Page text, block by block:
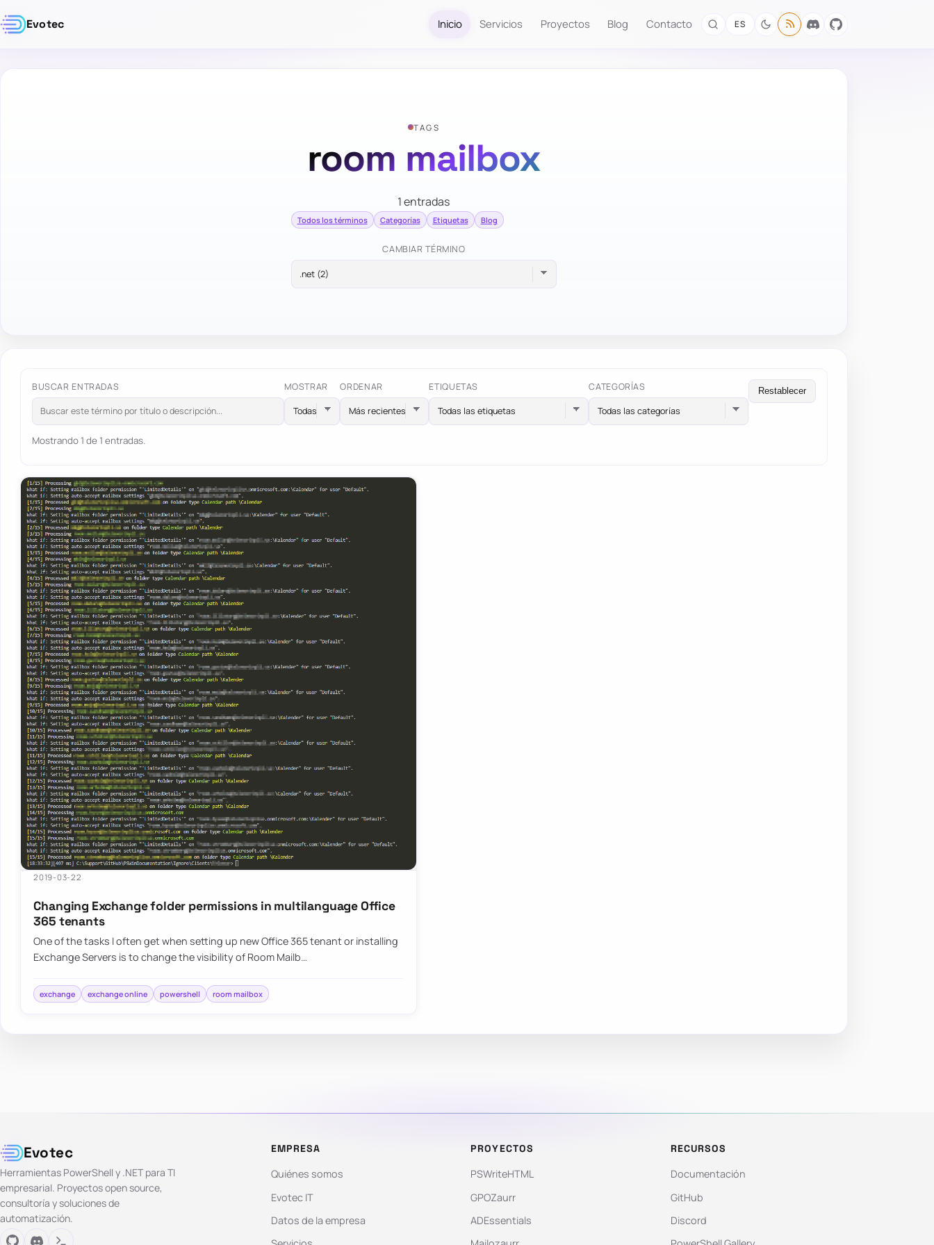
Evotec Inicio Servicios Proyectos Blog Contacto ES
TAGS
room mailbox
1 entradas
Todos los términos Categorías Etiquetas Blog
CAMBIAR TÉRMINO
BUSCAR ENTRADAS MOSTRAR ORDENAR ETIQUETAS
Todas las etiquetas
CATEGORÍAS
Todas las categorías
Restablecer
Mostrando 1 de 1 entradas.
2019-03-22
Changing Exchange folder permissions in multilanguage Office
365 tenants
One of the tasks I often get when setting up new Office 365 tenant or installing
Exchange Servers is to change the visibility of Room Mailb…
exchange exchange online powershell room mailbox
Evotec
Herramientas PowerShell y .NET para TI
empresarial. Proyectos open source,
consultoría y soluciones de
automatización.
EMPRESA
Quiénes somos
Evotec IT
Datos de la empresa
PROYECTOS
PSWriteHTML
GPOZaurr
ADEssentials
RECURSOS
Documentación
GitHub
Discord